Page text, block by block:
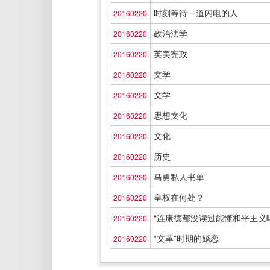
20160220 时刻等待一道闪电的人
20160220 政治法学
20160220 英美宪政
20160220 文学
20160220 文学
20160220 思想文化
20160220 文化
20160220 历史
20160220 马勇私人书单
20160220 皇权在何处？
20160220 “连康德都没读过能懂和平主义
20160220 “文革”时期的婚恋